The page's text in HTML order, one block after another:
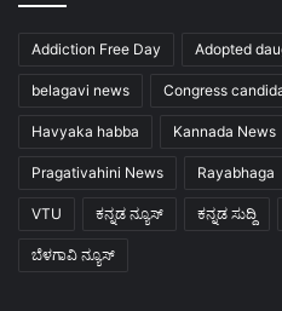
Addiction Free Day Adopted
belagavi news Congress
Havyaka habba Kannada News
Pragativahini News Rayabhaga
VTU ಕನ್ನಡ ನ್ಯೂಸ್ ಕನ್ನಡ ಸುದ್ದಿ
ಬೆಳಗಾವಿ ನ್ಯೂಸ್